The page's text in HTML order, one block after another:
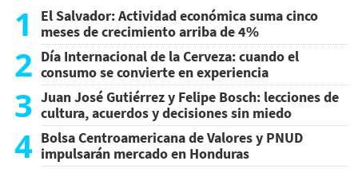
1
El Salvador: Actividad económica suma cinco
meses de crecimiento arriba de 4%
2 Día Internacional de la Cerveza: cuando el
consumo se convierte en experiencia
3 Juan José Gutiérrez y Felipe Bosch: lecciones de
cultura, acuerdos y decisiones sin miedo
4 Bolsa Centroamericana de Valores y PNUD
impulsarán mercado en Honduras